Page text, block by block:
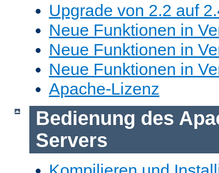
Upgrade von 2.2 auf
Neue Funktionen in
Neue Funktionen in
Neue Funktionen in
Apache-Lizenz
Bedienung des
Servers